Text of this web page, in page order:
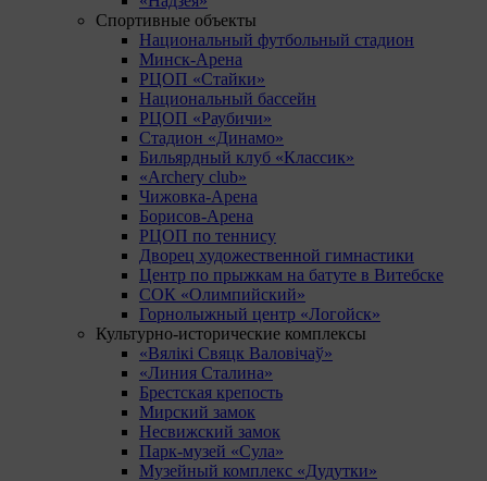
Спортивные объекты
Национальный футбольный стадион
Минск-Арена
РЦОП «Стайки»
Национальный бассейн
РЦОП «Раубичи»
Стадион «Динамо»
Бильярдный клуб «Классик»
«Archery club»
Чижовка-Арена
Борисов-Арена
РЦОП по теннису
Дворец художественной гимнастики
Центр по прыжкам на батуте в Витебске
СОК «Олимпийский»
Горнолыжный центр «Логойск»
Культурно-исторические комплексы
«Вялікі Свяцк Валовічаў»
«Линия Сталина»
Брестская крепость
Мирский замок
Несвижский замок
Парк-музей «Сула»
Музейный комплекс «Дудутки»